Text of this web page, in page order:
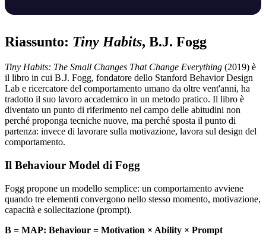
Riassunto: Tiny Habits, B.J. Fogg
Tiny Habits: The Small Changes That Change Everything (2019) è
il libro in cui B.J. Fogg, fondatore dello Stanford Behavior Design
Lab e ricercatore del comportamento umano da oltre vent'anni, ha
tradotto il suo lavoro accademico in un metodo pratico. Il libro è
diventato un punto di riferimento nel campo delle abitudini non
perché proponga tecniche nuove, ma perché sposta il punto di
partenza: invece di lavorare sulla motivazione, lavora sul design del
comportamento.
Il Behaviour Model di Fogg
Fogg propone un modello semplice: un comportamento avviene
quando tre elementi convergono nello stesso momento, motivazione,
capacità e sollecitazione (prompt).
B = MAP: Behaviour = Motivation × Ability × Prompt